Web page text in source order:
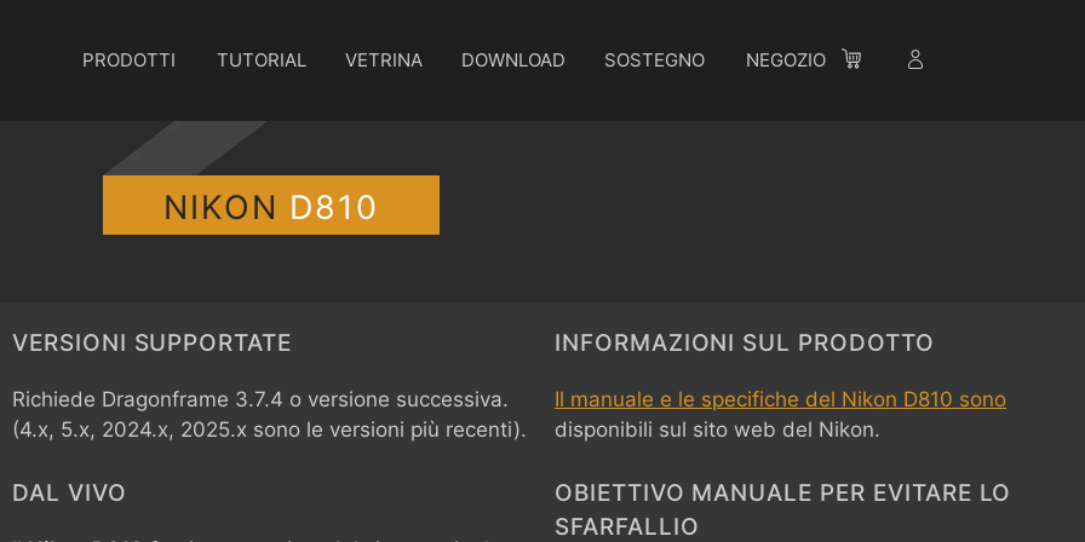
PRODOTTI TUTORIAL VETRINA DOWNLOAD SOSTEGNO NEGOZIO
NIKON D810
VERSIONI SUPPORTATE
Richiede Dragonframe 3.7.4 o versione successiva.
(4.x, 5.x, 2024.x, 2025.x sono le versioni più recenti).
DAL VIVO
INFORMAZIONI SUL PRODOTTO
Il manuale e le specifiche del Nikon D810 sono
disponibili sul sito web del Nikon.
OBIETTIVO MANUALE PER EVITARE LO
SFARFALLIO